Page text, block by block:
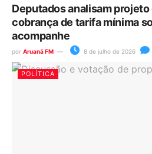
Deputados analisam
cobrança de tarifa mínima
acompanhe
por Aruanã FM 8 de julho de 2026
POLÍTICA